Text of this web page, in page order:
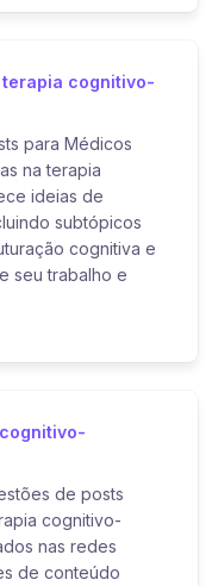
cognitivo-
para Médicos
na terapia
ideias de
subtópicos
cognitiva e
seu trabalho e
de posts
cognitivo-
nas redes
de conteúdo